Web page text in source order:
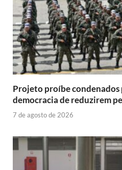
Projeto proíbe condenados
democracia de reduzirem
7 de agosto de 2026